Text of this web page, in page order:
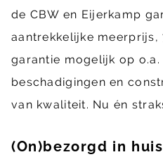
de CBW en Eijerkamp
aantrekkelijke meerprijs,
garantie mogelijk op o.a.
beschadigingen en
van kwaliteit. Nu én
(On)bezorgd in huis